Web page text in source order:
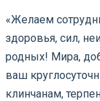
«Желаем
здоровья, сил,
родных! Мира,
ваш
клинчанам,